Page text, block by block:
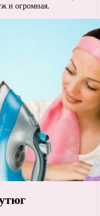
и огромная.